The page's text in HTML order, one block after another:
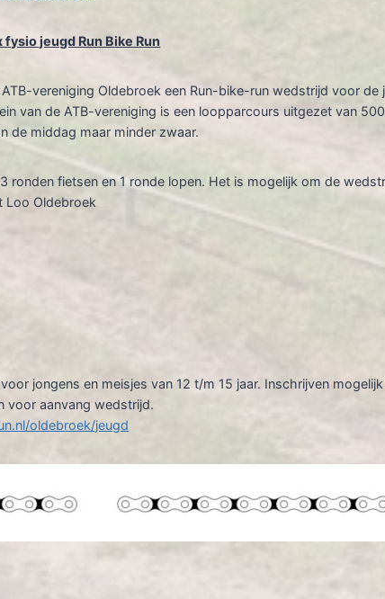
jeugd Run Bike Run
vereniging Oldebroek een Run-bike-run wedstrijd voor
van de ATB-vereniging is een loopparcours uitgezet van
de middag maar minder zwaar.
ronden fietsen en 1 ronde lopen. Het is mogelijk om de
Loo Oldebroek
jongens en meisjes van 12 t/m 15 jaar. Inschrijven
voor aanvang wedstrijd.
oldebroek/jeugd